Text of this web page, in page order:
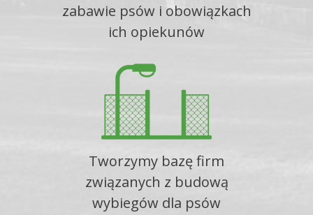
zabawie psów i obowiązkach
ich opiekunów
Tworzymy bazę firm
związanych z budową
wybiegów dla psów